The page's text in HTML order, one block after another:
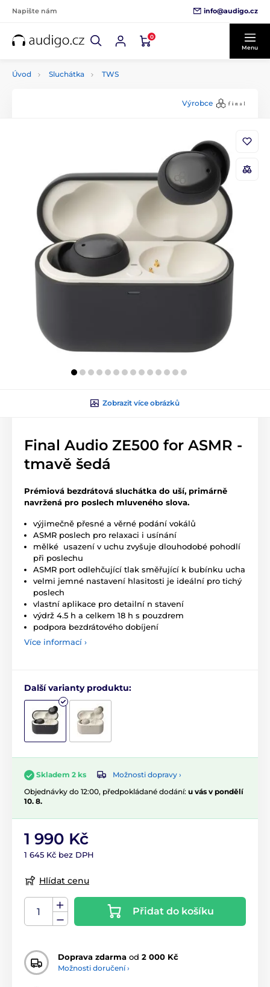
Napište nám info@audigo.cz
0
Menu
Úvod Sluchátka TWS
Výrobce
Zobrazit více obrázků
Final Audio ZE500 for ASMR -
tmavě šedá
Prémiová bezdrátová sluchátka do uší, primárně
navržená pro poslech mluveného slova.
výjimečně přesné a věrné podání vokálů
ASMR poslech pro relaxaci i usínání
mělké usazení v uchu zvyšuje dlouhodobé pohodlí
při poslechu
ASMR port odlehčující tlak směřující k bubínku ucha
velmi jemné nastavení hlasitosti je ideální pro tichý
poslech
vlastní aplikace pro detailní n stavení
výdrž 4.5 h a celkem 18 h s pouzdrem
podpora bezdrátového dobíjení
Více informací ›
Další varianty produktu:
Skladem 2 ks
Možnosti dopravy ›
Objednávky do 12:00, předpokládané dodání: u vás v pondělí
10. 8.
1 990 Kč
1 645 Kč bez DPH
Hlídat cenu
Přidat do košíku
Doprava zdarma od 2 000 Kč
Možnosti doručení ›